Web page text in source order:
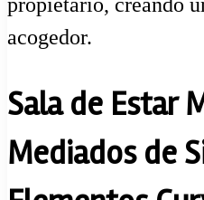
acogedor.
Sala de Estar
Mediados de